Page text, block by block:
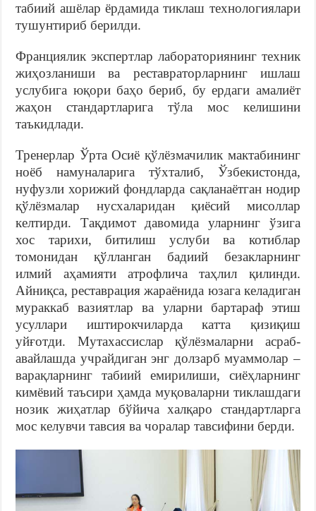
табиий ашёлар ёрдамида тиклаш технологиялари
тушунтириб берилди.
Франциялик экспертлар лабораториянинг техник
жиҳозланиши ва реставраторларнинг ишлаш
услубига юқори баҳо бериб, бу ердаги амалиёт
жаҳон стандартларига тўла мос келишини
таъкидлади.
Тренерлар Ўрта Осиё қўлёзмачилик мактабининг
ноёб намуналарига тўхталиб, Ўзбекистонда,
нуфузли хорижий фондларда сақланаётган нодир
қўлёзмалар нусхаларидан қиёсий мисоллар
келтирди. Тақдимот давомида уларнинг ўзига
хос тарихи, битилиш услуби ва котиблар
томонидан қўлланган бадиий безакларнинг
илмий аҳамияти атрофлича таҳлил қилинди.
Айниқса, реставрация жараёнида юзага келадиган
мураккаб вазиятлар ва уларни бартараф этиш
усуллари иштирокчиларда катта қизиқиш
уйғотди. Мутахассислар қўлёзмаларни асраб-
авайлашда учрайдиган энг долзарб муаммолар –
варақларнинг табиий емирилиши, сиёҳларнинг
кимёвий таъсири ҳамда муқоваларни тиклашдаги
нозик жиҳатлар бўйича халқаро стандартларга
мос келувчи тавсия ва чоралар тавсифини берди.